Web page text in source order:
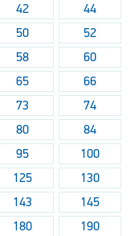
42
44
50
52
58
60
65
66
73
74
80
84
95
100
125
130
143
145
180
190